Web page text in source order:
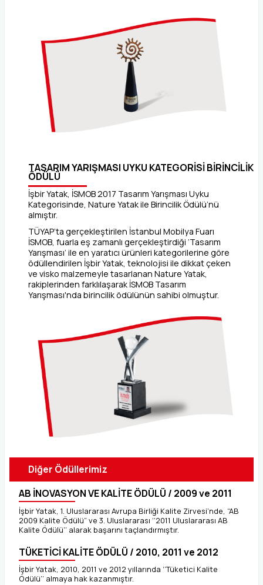
TASARIM YARIŞMASI UYKU KATEGORİSİ BİRİNCİLİK
ÖDÜLÜ
İşbir Yatak, İSMOB 2017 Tasarım Yarışması Uyku
Kategorisinde, Nature Yatak ile Birincilik Ödülü’nü
almıştır.
TÜYAP’ta gerçekleştirilen İstanbul Mobilya Fuarı
İSMOB, fuarla eş zamanlı gerçekleştirdiği ‘Tasarım
Yarışması’ ile en yaratıcı ürünleri kategorilerine göre
ödüllendirilen İşbir Yatak, teknolojisi ile dikkat çeken
ve visko malzemeyle tasarlanan Nature Yatak,
rakiplerinden farklılaşarak İSMOB Tasarım
Yarışması'nda birincilik ödülünün sahibi olmuştur.
Diğer Ödüllerimiz
AB İNOVASYON VE KALİTE ÖDÜLÜ / 2009 ve 2011
İşbir Yatak, 1. Uluslararası Avrupa Birliği Kalite Zirvesi’nde, “AB
2009 Kalite Ödülü” ve 3. Uluslararası ‘’2011 Uluslararası AB
Kalite Ödülü’’ alarak başarını taçlandırmıştır.
TÜKETİCİ KALİTE ÖDÜLÜ / 2010, 2011 ve 2012
İşbir Yatak, 2010, 2011 ve 2012 yıllarında ‘’Tüketici Kalite
Ödülü’’ almaya hak kazanmıştır.